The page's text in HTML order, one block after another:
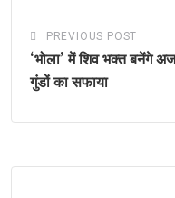
PREVIOUS POST
‘भोला’ में शिव भक्त बनेंगे
गुंडों का सफाया